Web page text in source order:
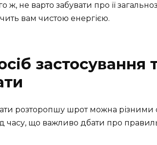
ж, не варто забувати про її
вам чистою енергією.
розторопшу шрот можна різними
часу, що важливо дбати про